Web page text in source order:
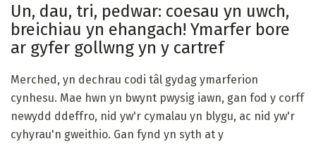
Un, dau, tri, pedwar: coesau yn uwch,
breichiau yn ehangach! Ymarfer bore
ar gyfer gollwng yn y cartref
Merched, yn dechrau codi tâl gydag ymarferion
cynhesu. Mae hwn yn bwynt pwysig iawn, gan fod y corff
newydd ddeffro, nid yw'r cymalau yn blygu, ac nid yw'r
cyhyrau'n gweithio. Gan fynd yn syth at y